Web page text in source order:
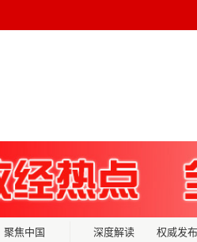
聚焦中国
深度解读
权威发布